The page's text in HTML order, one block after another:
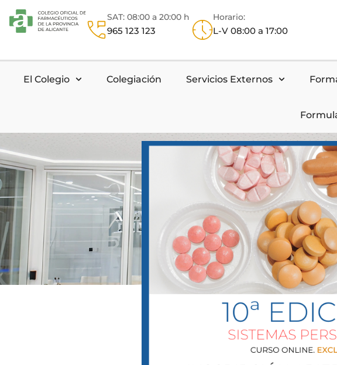
SAT: 08:00 a 20:00 h
965 123 123
Horario:
L-V 08:00 a 17:00
El Colegio Colegiación Servicios Externos